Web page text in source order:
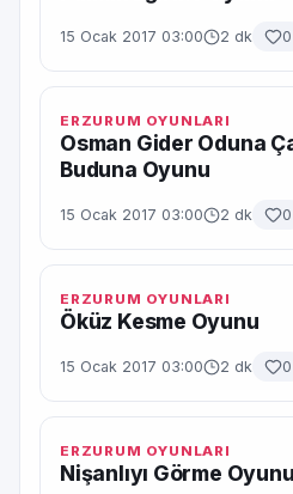
15 Ocak 2017 03:00 2 dk 0
ERZURUM OYUNLARI
Osman Gider Oduna
Buduna Oyunu
15 Ocak 2017 03:00 2 dk 0
ERZURUM OYUNLARI
Öküz Kesme Oyunu
15 Ocak 2017 03:00 2 dk 0
ERZURUM OYUNLARI
Nişanlıyı Görme Oyunu